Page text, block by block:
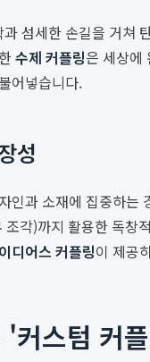
섬세한 손길을 거쳐
수제 커플링은 세상에
어넣습니다.
성
인과 소재에 집중하
각)까지 활용한 독
디어스 커플링이 제공
'커스텀 커